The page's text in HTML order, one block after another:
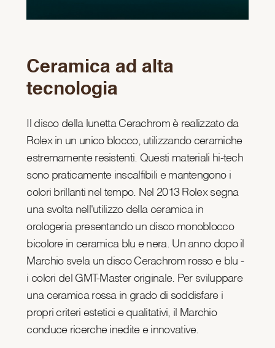
Ceramica ad alta
tecnologia
Il disco della lunetta Cerachrom è realizzato da
Rolex in un unico blocco, utilizzando ceramiche
estremamente resistenti. Questi materiali hi-tech
sono praticamente inscalfibili e mantengono i
colori brillanti nel tempo. Nel 2013 Rolex segna
una svolta nell'utilizzo della ceramica in
orologeria presentando un disco monoblocco
bicolore in ceramica blu e nera. Un anno dopo il
Marchio svela un disco Cerachrom rosso e blu -
i colori del GMT-Master originale. Per sviluppare
una ceramica rossa in grado di soddisfare i
propri criteri estetici e qualitativi, il Marchio
conduce ricerche inedite e innovative.